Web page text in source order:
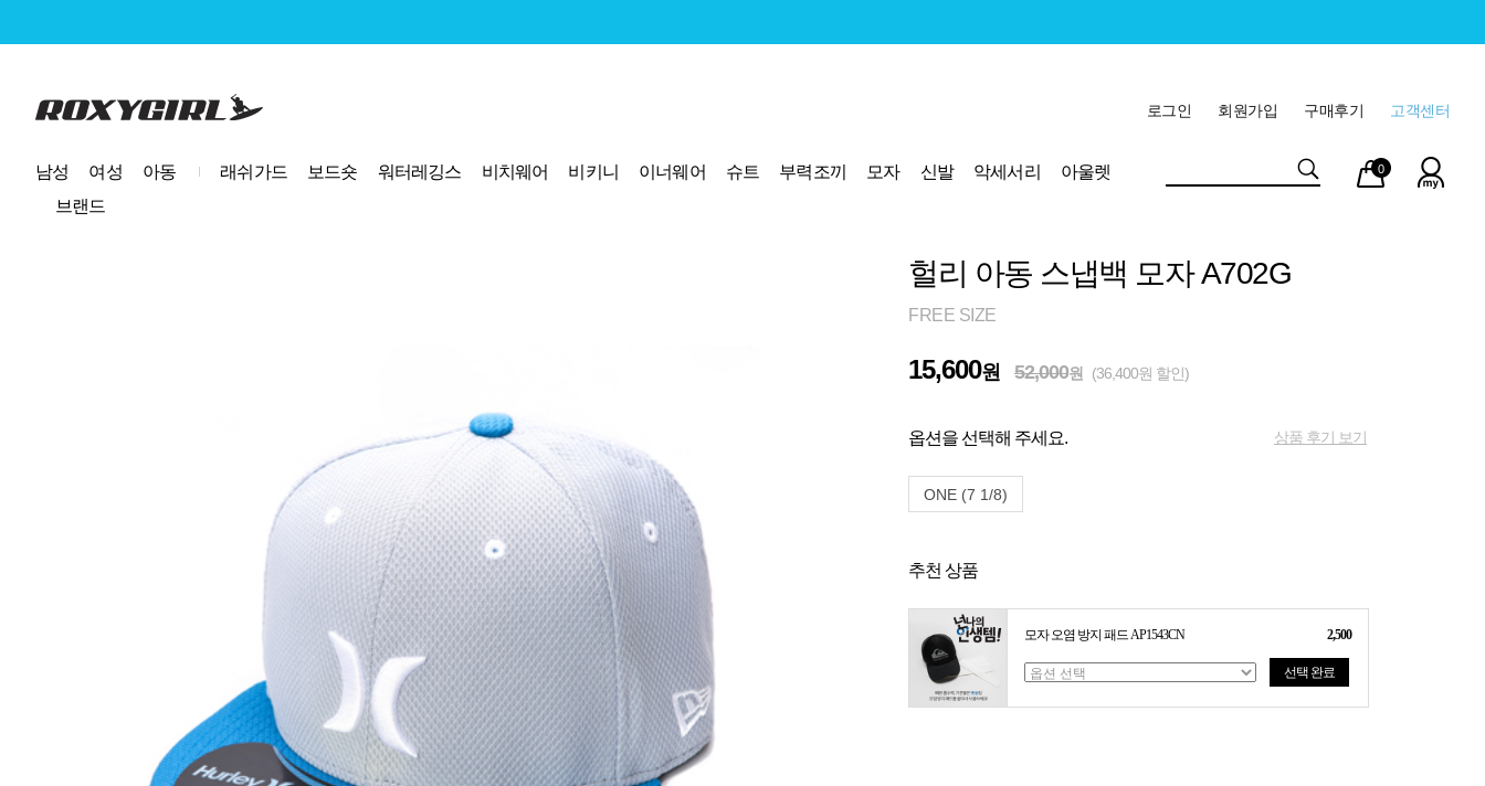
로고 고객센터
구매후기
회원가입
로그인
남성 여성 아동 래쉬가드 보드숏 워터레깅스 비치웨어 비키니 이너웨어 슈트 부력조끼 모자 신발 악세서리
아울렛
브랜드
마이
페이
장바
구니
0
헐리 아동 스냅백 모자 A702G
FREE SIZE
15,600원 52,000원 (36,400원 할인)
옵션을 선택해 주세요. 상품 후기 보기
ONE (7 1/8)
추천 상품
모자 오염 방지 패드 AP1543CN 2,500
선택 완료